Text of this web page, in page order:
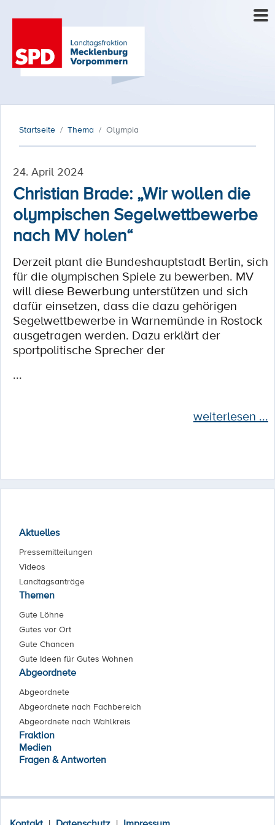
Startseite Thema Olympia
24. April 2024
Christian Brade: „Wir wollen die
olympischen Segelwettbewerbe
nach MV holen“
Derzeit plant die Bundeshauptstadt Berlin, sich
für die olympischen Spiele zu bewerben. MV
will diese Bewerbung unterstützen und sich
dafür einsetzen, dass die dazu gehörigen
Segelwettbewerbe in Warnemünde in Rostock
ausgetragen werden. Dazu erklärt der
sportpolitische Sprecher der
...
weiterlesen ...
Aktuelles
Pressemitteilungen
Videos
Landtagsanträge
Themen
Gute Löhne
Gutes vor Ort
Gute Chancen
Gute Ideen für Gutes Wohnen
Abgeordnete
Abgeordnete
Abgeordnete nach Fachbereich
Abgeordnete nach Wahlkreis
Fraktion
Medien
Fragen & Antworten